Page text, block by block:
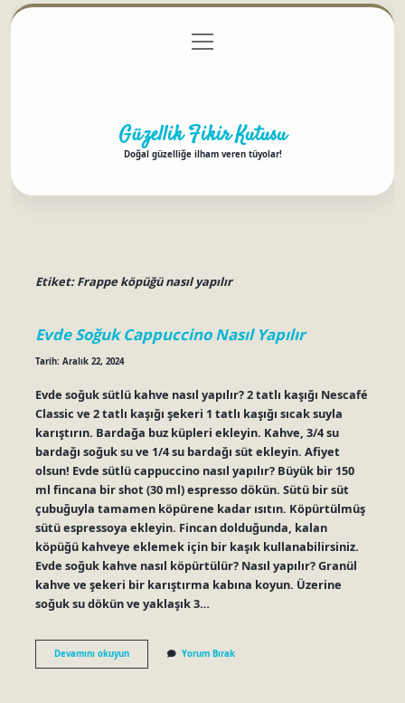
Gizlilik Politikası
menüyü
aç
Güzellik Fikir Kutusu
Doğal güzelliğe ilham veren tüyolar!
Etiket:Frappe köpüğü nasıl yapılır
Evde Soğuk Cappuccino Nasıl Yapılır
Tarih: Aralık 22, 2024
Evde soğuk sütlü kahve nasıl yapılır? 2 tatlı kaşığı Nescafé
Classic ve 2 tatlı kaşığı şekeri 1 tatlı kaşığı sıcak suyla
karıştırın. Bardağa buz küpleri ekleyin. Kahve, 3/4 su
bardağı soğuk su ve 1/4 su bardağı süt ekleyin. Afiyet
olsun! Evde sütlü cappuccino nasıl yapılır? Büyük bir 150
ml fincana bir shot (30 ml) espresso dökün. Sütü bir süt
çubuğuyla tamamen köpürene kadar ısıtın. Köpürtülmüş
sütü espressoya ekleyin. Fincan dolduğunda, kalan
köpüğü kahveye eklemek için bir kaşık kullanabilirsiniz.
Evde soğuk kahve nasıl köpürtülür? Nasıl yapılır? Granül
kahve ve şekeri bir karıştırma kabına koyun. Üzerine
soğuk su dökün ve yaklaşık 3…
Devamını okuyunEvde
Soğuk
Yorum Bırak